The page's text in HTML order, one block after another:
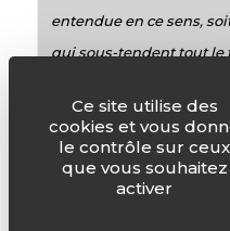
entendue en ce sens,
qui sous-tendent tout le
l’Organisation des
paix, la sécurité et les
l’histoire longue et
opérations de maintien
les initiatives plus
Ce site utilise des
cookies et vous
le contrôle sur ceux
que vous souhaitez
activer